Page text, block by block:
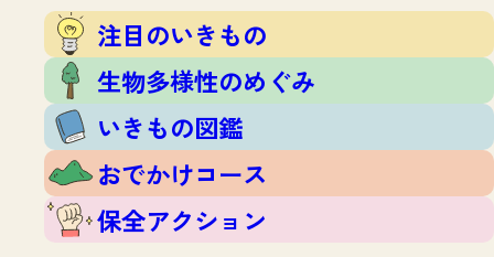
注目のいきもの
生物多様性のめぐみ
いきもの図鑑
おでかけコース
保全アクション
いきもの調査隊
調査レポート
調査レポートTOP
調査結果
ふくおかいきものマップ
マッチング
マッチングTOP
掲載申し込みフォーム
お問合せ
注目のいきもの
生物多様性のめぐみ
いきもの図鑑
おでかけコース
保全アクション